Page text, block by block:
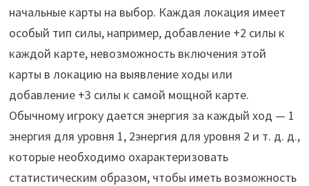
начальные карты на выбор. Каждая локация имеет
особый тип силы, например, добавление +2 силы к
каждой карте, невозможность включения этой
карты в локацию на выявление ходы или
добавление +3 силы к самой мощной карте.
Обычному игроку дается энергия за каждый ход — 1
энергия для уровня 1, 2энергия для уровня 2 и т. д. д.,
которые необходимо охарактеризовать
статистическим образом, чтобы иметь возможность